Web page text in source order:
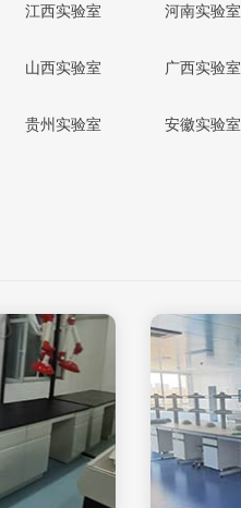
江西实验室 河南实验室
山西实验室 广西实验室
贵州实验室 安徽实验室